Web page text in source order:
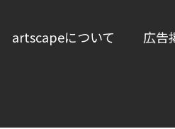
artscapeについて 広告